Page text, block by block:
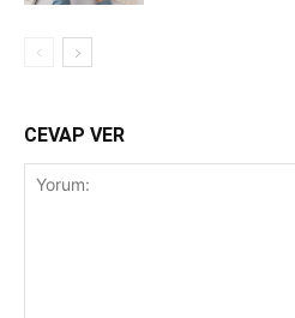
CEVAP VER